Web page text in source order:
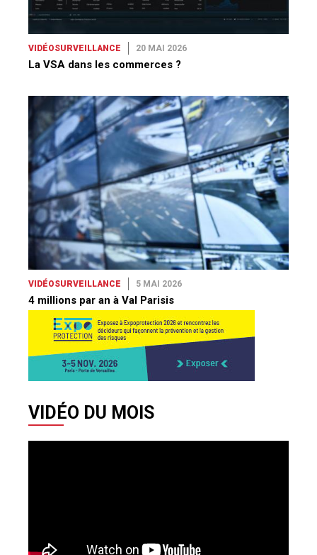
VIDÉOSURVEILLANCE 20 MAI 2026
La VSA dans les commerces ?
VIDÉOSURVEILLANCE 5 MAI 2026
4 millions par an à Val Parisis
VIDÉO DU MOIS